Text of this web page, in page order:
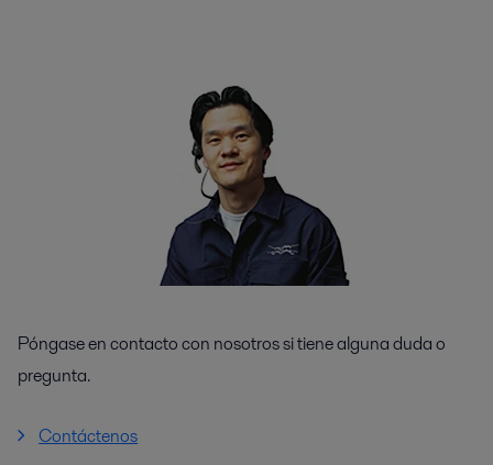
Póngase en contacto con nosotros si tiene alguna duda o
pregunta.
Contáctenos